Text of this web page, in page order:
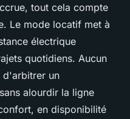
tout cela compte
. Le mode locatif met à
électrique
quotidiens. Aucun
d'arbitrer un
alourdir la ligne
en disponibilité